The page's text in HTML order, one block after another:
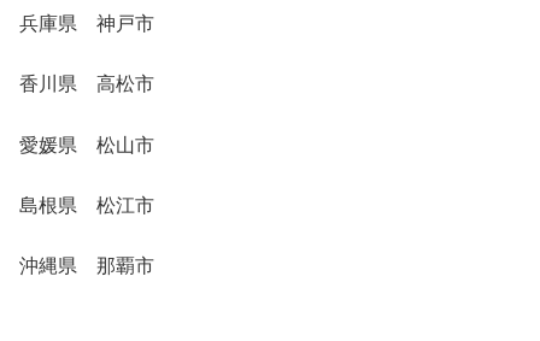
兵庫県 神戸市
香川県 高松市
愛媛県 松山市
島根県 松江市
沖縄県 那覇市